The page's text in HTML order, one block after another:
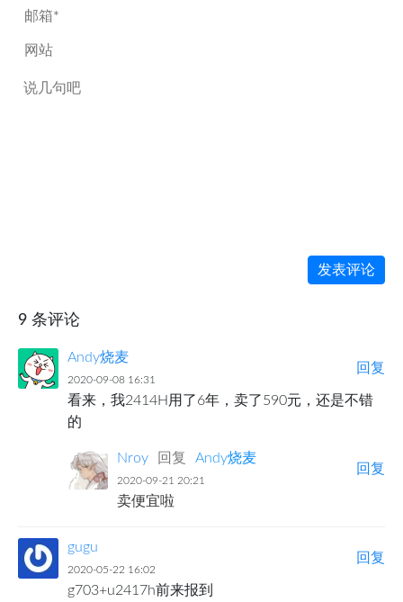
9 条评论
Andy烧麦
2020-09-08 16:31
回复
看来，我2414H用了6年，卖了590元，还是不错
的
Nroy 回复 Andy烧麦
2020-09-21 20:21
回复
卖便宜啦
gugu
2020-05-22 16:02
回复
g703+u2417h前来报到
发表评论